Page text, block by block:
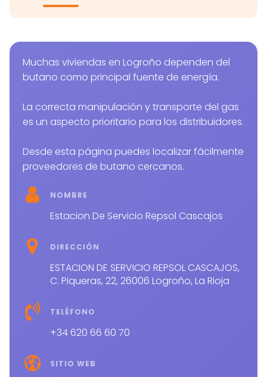
Muchas viviendas en Logroño dependen del
butano como principal fuente de energía.
La correcta manipulación y transporte del gas
es un aspecto prioritario para los distribuidores.
Desde esta página puedes localizar fácilmente
proveedores de butano cercanos.
NOMBRE
Estacion De Servicio Repsol Cascajos
DIRECCIÓN
ESTACION DE SERVICIO REPSOL CASCAJOS,
C. Piqueras, 22, 26006 Logroño, La Rioja
TELÉFONO
+34 620 66 60 70
SITIO WEB